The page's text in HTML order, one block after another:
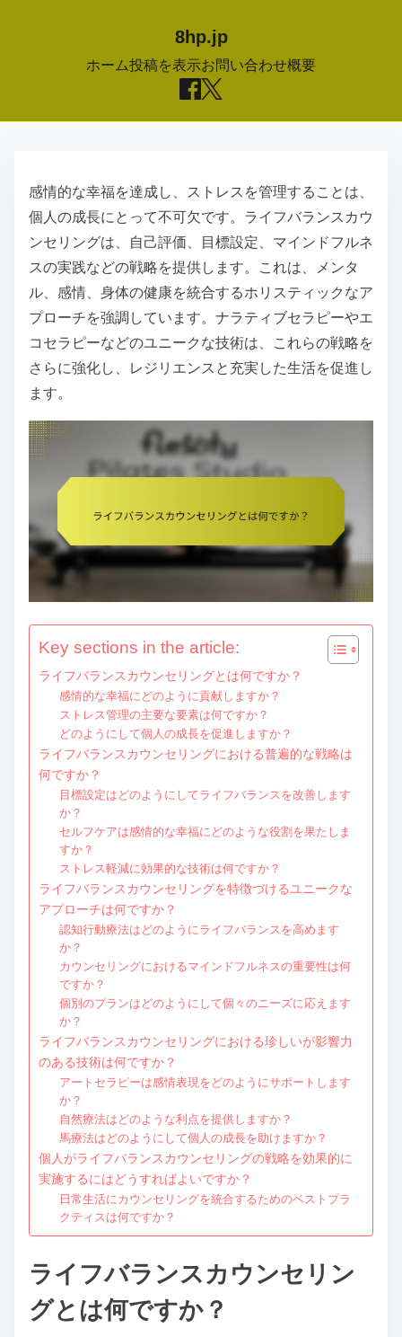
8hp.jp
ホーム投稿を表示お問い合わせ概要
感情的な幸福を達成し、ストレスを管理することは、
個人の成長にとって不可欠です。ライフバランスカウ
ンセリングは、自己評価、目標設定、マインドフルネ
スの実践などの戦略を提供します。これは、メンタ
ル、感情、身体の健康を統合するホリスティックなア
プローチを強調しています。ナラティブセラピーやエ
コセラピーなどのユニークな技術は、これらの戦略を
さらに強化し、レジリエンスと充実した生活を促進し
ます。
Key sections in the article:
ライフバランスカウンセリングとは何ですか？
感情的な幸福にどのように貢献しますか？
ストレス管理の主要な要素は何ですか？
どのようにして個人の成長を促進しますか？
ライフバランスカウンセリングにおける普遍的な戦略は
何ですか？
目標設定はどのようにしてライフバランスを改善します
か？
セルフケアは感情的な幸福にどのような役割を果たしま
すか？
ストレス軽減に効果的な技術は何ですか？
ライフバランスカウンセリングを特徴づけるユニークな
アプローチは何ですか？
認知行動療法はどのようにライフバランスを高めます
か？
カウンセリングにおけるマインドフルネスの重要性は何
ですか？
個別のプランはどのようにして個々のニーズに応えます
か？
ライフバランスカウンセリングにおける珍しいが影響力
のある技術は何ですか？
アートセラピーは感情表現をどのようにサポートします
か？
自然療法はどのような利点を提供しますか？
馬療法はどのようにして個人の成長を助けますか？
個人がライフバランスカウンセリングの戦略を効果的に
実施するにはどうすればよいですか？
日常生活にカウンセリングを統合するためのベストプラ
クティスは何ですか？
ライフバランスカウンセリン
グとは何ですか？